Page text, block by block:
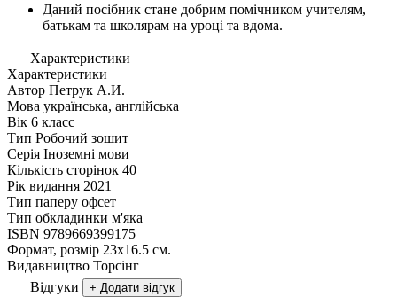
Даний посібник стане добрим помічником учителям,
батькам та школярам на уроці та вдома.
Характеристики
Характеристики
Автор Петрук А.И.
Мова українська, англійська
Вік 6 класс
Тип Робочий зошит
Серія Іноземні мови
Кількість сторінок 40
Рік видання 2021
Тип паперу офсет
Тип обкладинки м'яка
ISBN 9789669399175
Формат, розмір 23х16.5 см.
Видавництво Торсiнг
Відгуки
+ Додати відгук